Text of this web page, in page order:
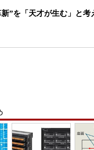
新”を「天才が生む」と